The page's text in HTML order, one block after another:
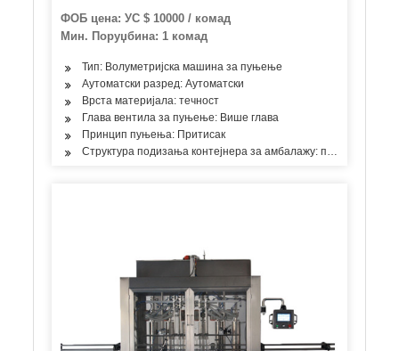
алкохола са алкохолом
ФОБ цена: УС $ 10000 / комад
Мин. Поруџбина: 1 комад
Тип: Волуметријска машина за пуњење
Аутоматски разред: Аутоматски
Врста материјала: течност
Глава вентила за пуњење: Више глава
Принцип пуњења: Притисак
Структура подизања контејнера за амбалажу: пнеуматско